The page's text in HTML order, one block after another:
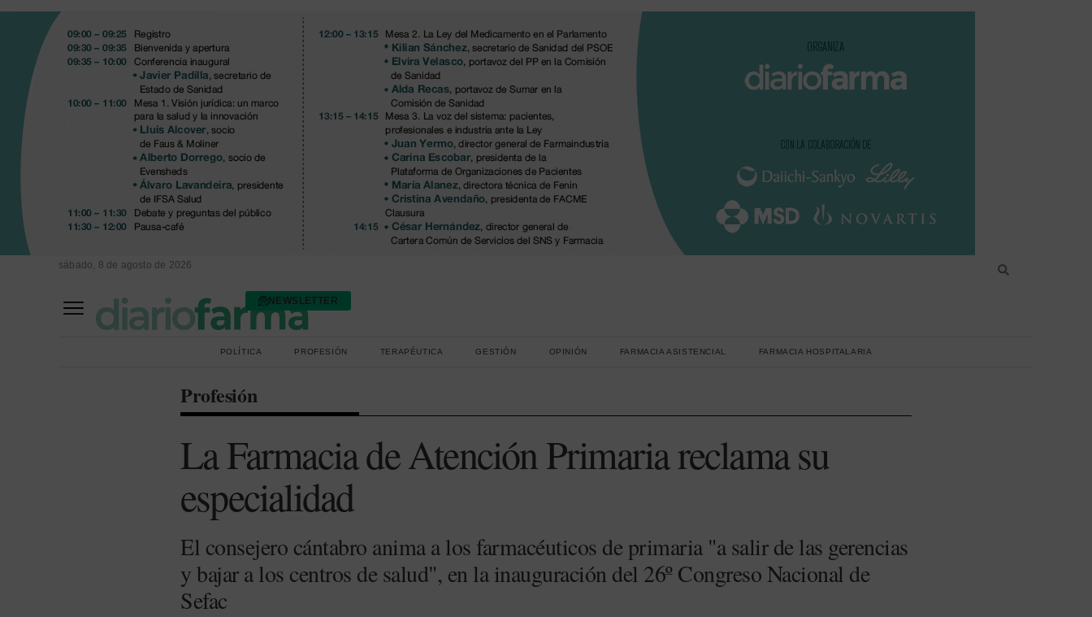
sábado, 8 de agosto de 2026
NEWSLETTER
POLÍTICA PROFESIÓN TERAPÉUTICA GESTIÓN OPINIÓN FARMACIA ASISTENCIAL FARMACIA HOSPITALARIA
Profesión
La Farmacia de Atención Primaria reclama su
especialidad
El consejero cántabro anima a los farmacéuticos de primaria "a salir de las gerencias
y bajar a los centros de salud", en la inauguración del 26º Congreso Nacional de
Sefac